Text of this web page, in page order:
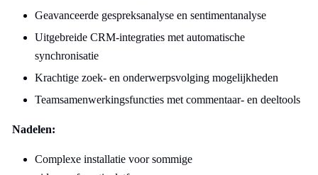
Geavanceerde gespreksanalyse en sentimentanalyse
Uitgebreide CRM-integraties met automatische
synchronisatie
Krachtige zoek- en onderwerpsvolging mogelijkheden
Teamsamenwerkingsfuncties met commentaar- en deeltools
Nadelen:
Complexe installatie voor sommige